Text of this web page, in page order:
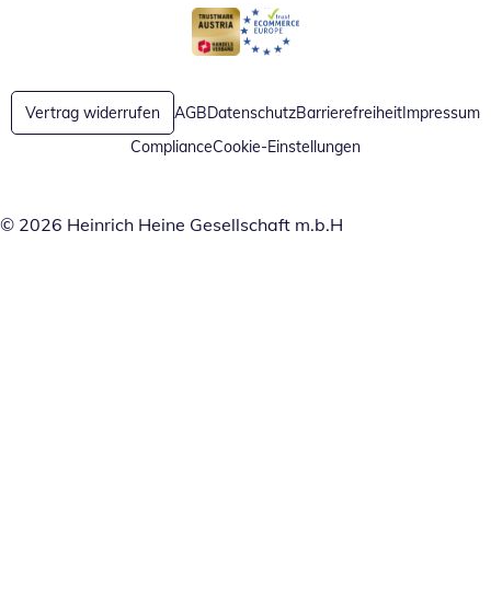
Öffnet in neuem Fenster
Öffnet in neuem Fenster
Vertrag widerrufen AGBDatenschutzBarrierefreiheitImpressum
ComplianceCookie-Einstellungen
© 2026 Heinrich Heine Gesellschaft m.b.H